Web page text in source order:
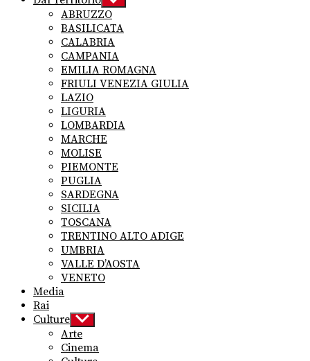
sub
menu
ABRUZZO
BASILICATA
CALABRIA
CAMPANIA
EMILIA ROMAGNA
FRIULI VENEZIA GIULIA
LAZIO
LIGURIA
LOMBARDIA
MARCHE
MOLISE
PIEMONTE
PUGLIA
SARDEGNA
SICILIA
TOSCANA
TRENTINO ALTO ADIGE
UMBRIA
VALLE D’AOSTA
VENETO
Media
Rai
Culture Show
sub
menu
Arte
Cinema